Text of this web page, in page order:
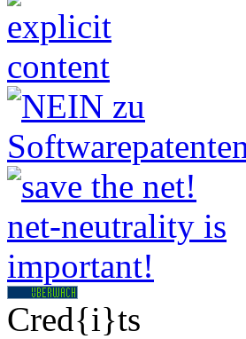
Cred{i}ts